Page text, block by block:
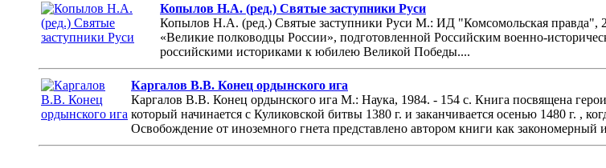
Копылов Н.А. (ред.) Святые заступники Руси
Копылов Н.А. (ред.) Святые заступники Руси М.: ИД "Комсомольская правда",
«Великие полководцы России», подготовленной Российским военно-
российскими историками к юбилею Великой Победы....
Каргалов В.В. Конец ордынского ига
Каргалов В.В. Конец ордынского ига М.: Наука, 1984. - 154 с. Книга посвящена
который начинается с Куликовской битвы 1380 г. и заканчивается осенью 1480 г.
Освобождение от иноземного гнета представлено автором книги как закономерный